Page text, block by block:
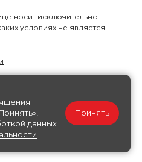
носит исключительно
условиях не является
данных
Принять